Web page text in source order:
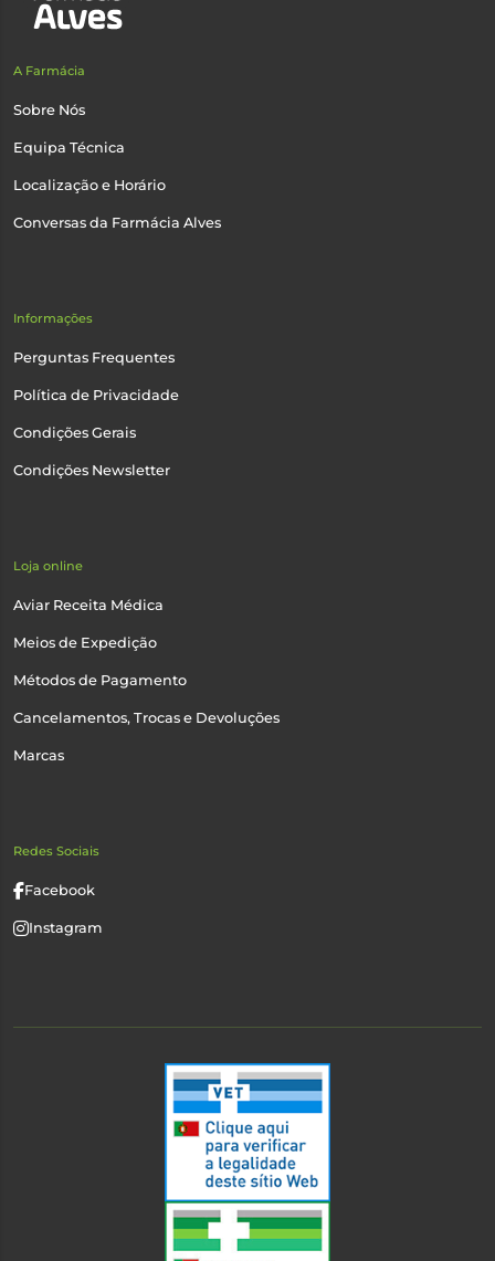
A Farmácia
Sobre Nós
Equipa Técnica
Localização e Horário
Conversas da Farmácia Alves
Informações
Perguntas Frequentes
Política de Privacidade
Condições Gerais
Condições Newsletter
Loja online
Aviar Receita Médica
Meios de Expedição
Métodos de Pagamento
Cancelamentos, Trocas e Devoluções
Marcas
Redes Sociais
Facebook
Instagram